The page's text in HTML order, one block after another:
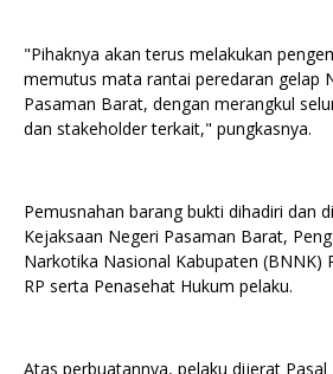
"Pihaknya akan terus melakukan
memutus mata rantai peredaran gelap
Pasaman Barat, dengan merangkul
dan stakeholder terkait," pungkasnya.
Pemusnahan barang bukti dihadiri dan
Kejaksaan Negeri Pasaman Barat,
Narkotika Nasional Kabupaten (BNNK)
RP serta Penasehat Hukum pelaku.
Atas perbuatannya, pelaku dijerat